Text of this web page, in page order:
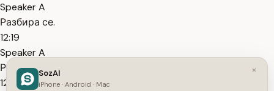
Speaker A
Разбира се.
12:19
Speaker A
Романът на Сервантес Дон Кихот.
12:22
×
SozAI
iPhone · Android · Mac